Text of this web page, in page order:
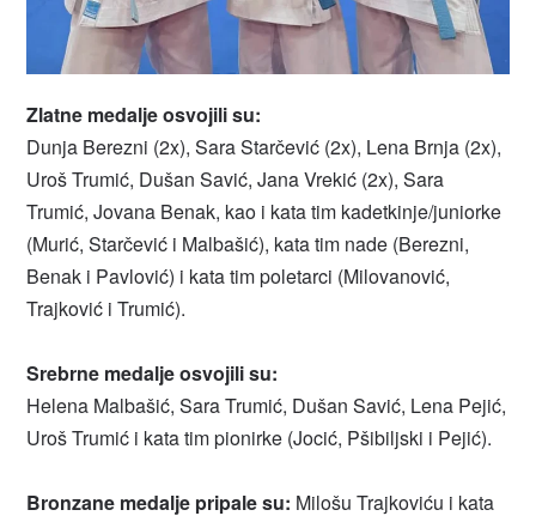
Zlatne medalje osvojili su:
Dunja Berezni (2x), Sara Starčević (2x), Lena Brnja (2x),
Uroš Trumić, Dušan Savić, Jana Vrekić (2x), Sara
Trumić, Jovana Benak, kao i kata tim kadetkinje/juniorke
(Murić, Starčević i Malbašić), kata tim nade (Berezni,
Benak i Pavlović) i kata tim poletarci (Milovanović,
Trajković i Trumić).
Srebrne medalje osvojili su:
Helena Malbašić, Sara Trumić, Dušan Savić, Lena Pejić,
Uroš Trumić i kata tim pionirke (Jocić, Pšibiljski i Pejić).
Bronzane medalje pripale su: Milošu Trajkoviću i kata